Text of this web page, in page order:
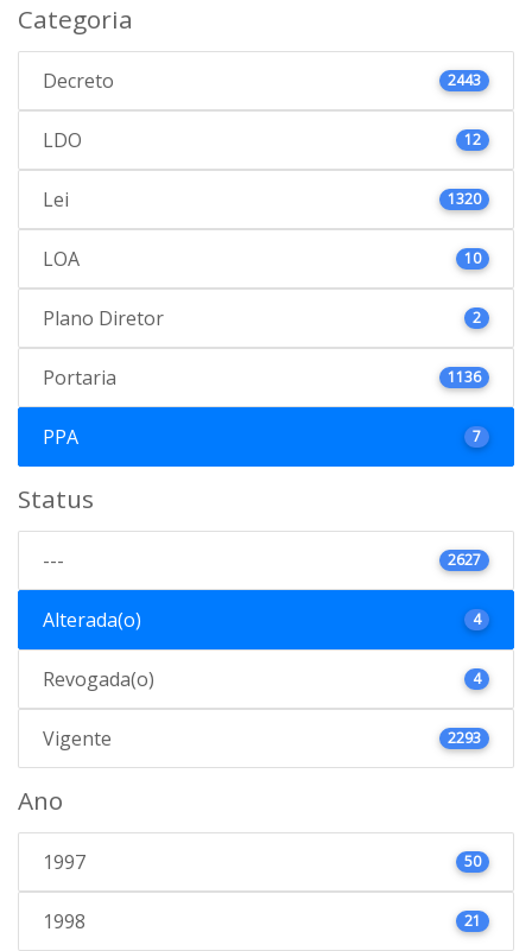
Categoria
Decreto 2443
LDO 12
Lei 1320
LOA 10
Plano Diretor 2
Portaria 1136
PPA 7
Status
--- 2627
Alterada(o) 4
Revogada(o) 4
Vigente 2293
Ano
1997 50
1998 21